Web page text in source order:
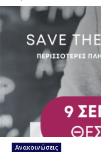
Ανακοινώσεις